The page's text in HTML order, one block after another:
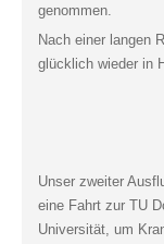
genommen.
Nach einer langen
glücklich wieder in
Unser zweiter
eine Fahrt zur TU
Universität, um